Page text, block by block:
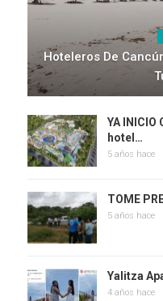
Hoteleros De
YA INICIO
hotel…
5 años hace
TOME
5 años hace
Yalitza
4 años hace